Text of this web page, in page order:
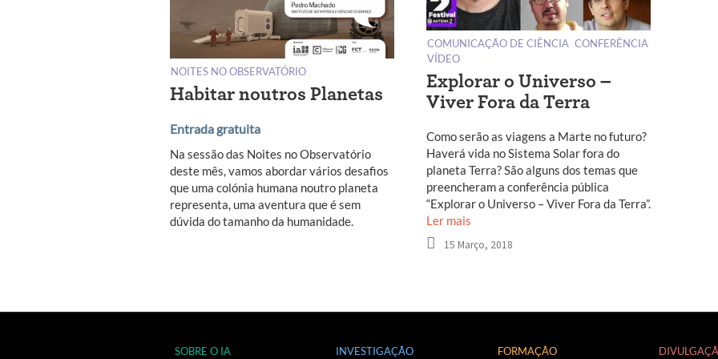
NOITES NO OBSERVATÓRIO
Habitar noutros Planetas
Entrada gratuita
Na sessão das Noites no Observatório
deste mês, vamos abordar vários desafios
que uma colónia humana noutro planeta
representa, uma aventura que é sem
dúvida do tamanho da humanidade.
COMUNICAÇÃO DE CIÊNCIA CONFERÊNCIA
VÍDEO
Explorar o Universo –
Viver Fora da Terra
Como serão as viagens a Marte no futuro?
Haverá vida no Sistema Solar fora do
planeta Terra? São alguns dos temas que
preencheram a conferência pública
“Explorar o Universo – Viver Fora da Terra”.
Ler mais
15 Março, 2018
SOBRE O IA INVESTIGAÇÃO FORMAÇÃO